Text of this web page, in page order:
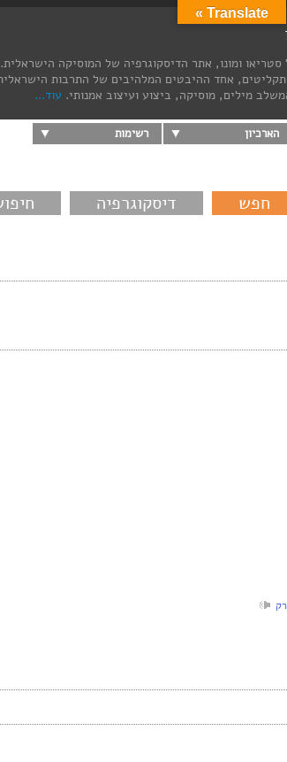
ומונו, אתר הדיסקוגרפיה של המוסיקה הישראלית.
אחד ההיבטים המלהיבים של התרבות
מילים, מוסיקה, ביצוע ועיצוב אמנותי. עוד...
הארכיון רשימות
דיסקוגרפיה
Translate »